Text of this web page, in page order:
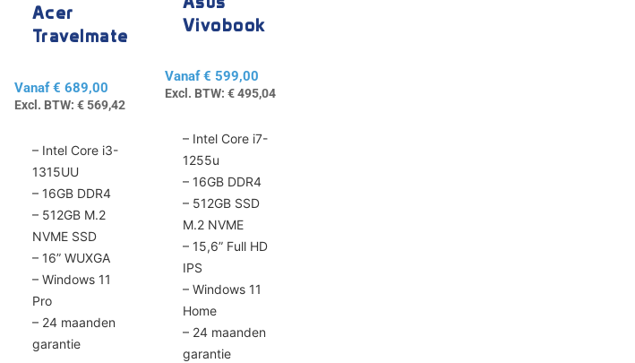
Acer
Travelmate
Vanaf€ 689,00
Excl. BTW: €569,42
– Intel Core i3-
1315UU
– 16GB DDR4
– 512GB M.2
NVME SSD
– 16” WUXGA
– Windows 11
Pro
– 24 maanden
garantie
optie
worden
op
productpagina
Vivobook
Vanaf€ 599,00
Excl. BTW: €495,04
– Intel Core i7-
1255u
– 16GB DDR4
– 512GB SSD
M.2 NVME
– 15,6” Full HD
IPS
– Windows 11
Home
– 24 maanden
garantie
optie
gekozen
worden
productpagina